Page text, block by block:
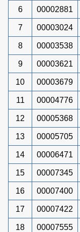
6 00002881
7 00003024
8 00003538
9 00003621
10 00003679
11 00004776
12 00005368
13 00005705
14 00006471
15 00007345
16 00007400
17 00007422
18 00007555